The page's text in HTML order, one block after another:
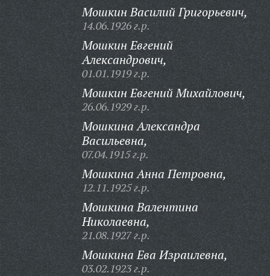
Мошкин Василий Григорьевич,
14.06.1926 г.р.
Мошкин Евгений
Александрович,
01.01.1919 г.р.
Мошкин Евгений Михайлович,
26.06.1929 г.р.
Мошкина Александра
Васильевна,
07.04.1915 г.р.
Мошкина Анна Петровна,
12.11.1925 г.р.
Мошкина Валентина
Николаевна,
21.08.1927 г.р.
Мошкина Ева Израилевна,
03.02.1923 г.р.